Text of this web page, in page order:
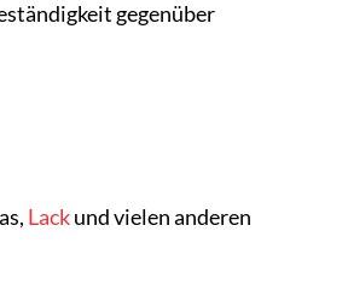
gegenüber
Lackund vielen anderen